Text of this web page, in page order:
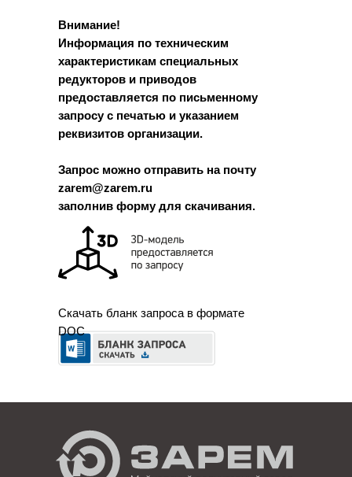
Скачать бланк запроса в формате
DOC
Внимание!
Информация по техническим
характеристикам специальных
редукторов и приводов
предоставляется по письменному
запросу с печатью и указанием
реквизитов организации.
Запрос можно отправить на почту
zarem@zarem.ru
заполнив форму для скачивания.